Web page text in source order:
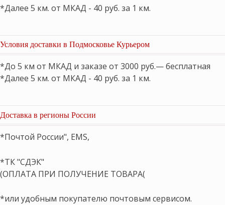
*Далее 5 км. от МКАД - 40 руб. за 1 км.
Условия доставки в Подмосковье Курьером
*До 5 км от МКАД и заказе от 3000 руб.— бесплатная
*Далее 5 км. от МКАД - 40 руб. за 1 км.
Доставка в регионы России
*Почтой России", EMS,
*ТК "СДЭК"
(ОПЛАТА ПРИ ПОЛУЧЕНИЕ ТОВАРА(
*или удобным покупателю почтовым сервисом.